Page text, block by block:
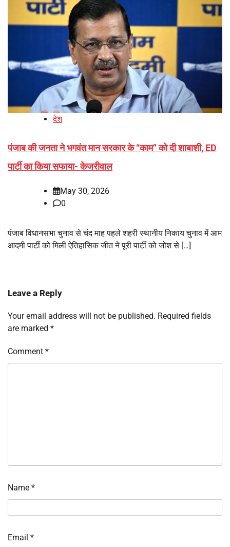
देश
पंजाब की जनता ने भगवंत मान सरकार के ‘‘काम’’ को दी शाबाशी, ED
पार्टी का किया सफाया- केजरीवाल
May 30, 2026
0
पंजाब विधानसभा चुनाव से चंद माह पहले शहरी स्थानीय निकाय चुनाव में आम
आदमी पार्टी को मिली ऐतिहासिक जीत ने पूरी पार्टी को जोश से […]
Leave a Reply
Your email address will not be published. Required fields
are marked *
Comment *
Name *
Email *